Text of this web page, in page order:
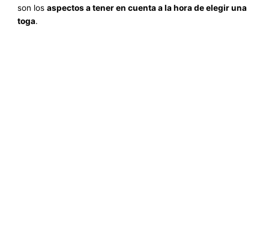
son losaspectos a tener en cuenta a la hora de elegir una
toga.